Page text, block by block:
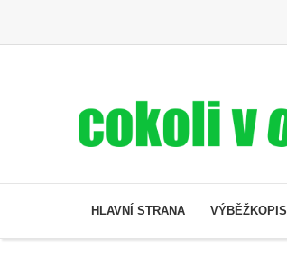
HLAVNÍ STRANA VÝBĚŽKOPIS